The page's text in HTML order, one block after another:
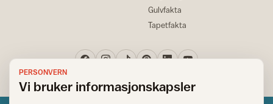
Gulvfakta
Tapetfakta
PERSONVERN
Vi bruker informasjonskapsler